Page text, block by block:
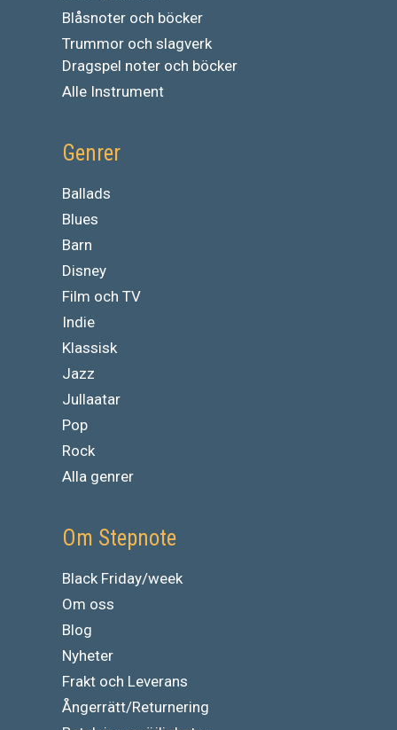
Blåsnoter och böcker
Trummor och slagverk
Dragspel noter och böcker
Alle Instrument
Genrer
Ballads
Blues
Barn
Disney
Film och TV
Indie
Klassisk
Jazz
Jullaatar
Pop
Rock
Alla genrer
Om Stepnote
Black Friday/week
Om oss
Blog
Nyheter
Frakt och Leverans
Ångerrätt/Returnering